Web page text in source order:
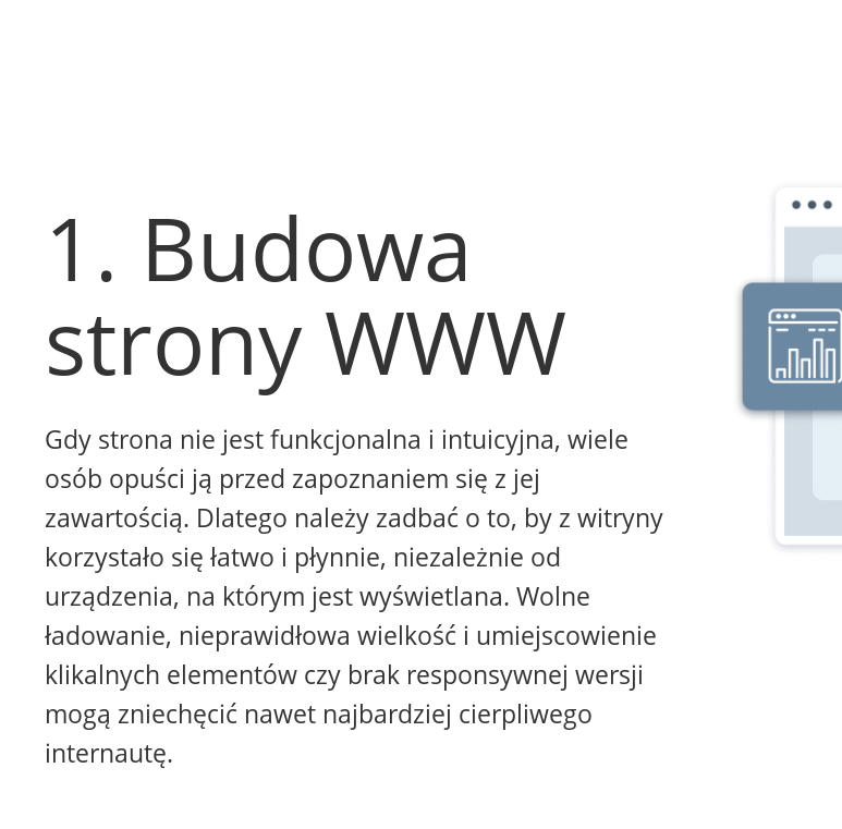
1. Budowa
strony WWW
Gdy strona nie jest funkcjonalna i intuicyjna, wiele
osób opuści ją przed zapoznaniem się z jej
zawartością. Dlatego należy zadbać o to, by z witryny
korzystało się łatwo i płynnie, niezależnie od
urządzenia, na którym jest wyświetlana. Wolne
ładowanie, nieprawidłowa wielkość i umiejscowienie
klikalnych elementów czy brak responsywnej wersji
mogą zniechęcić nawet najbardziej cierpliwego
internautę.